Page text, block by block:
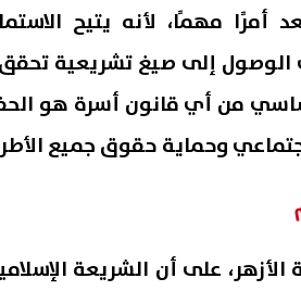
مهمًا، لأنه يتيح
إلى صيغ تشريعية تحقق
من أي قانون أسرة هو
وحماية حقوق جميع
على أن الشريعة